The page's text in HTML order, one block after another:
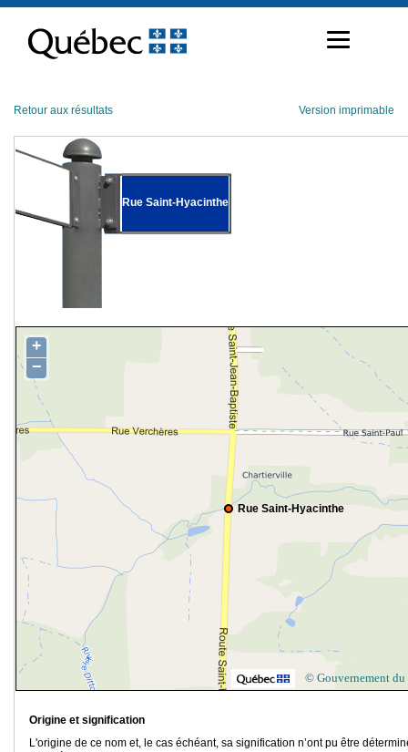
contenu
Retour aux résultats Version imprimable
Rue Saint-Hyacinthe
Rue Saint-Hyacinthe
+
−
© Gouvernement du
Origine et signification
L'origine de ce nom et, le cas échéant, sa signification n’ont pu être